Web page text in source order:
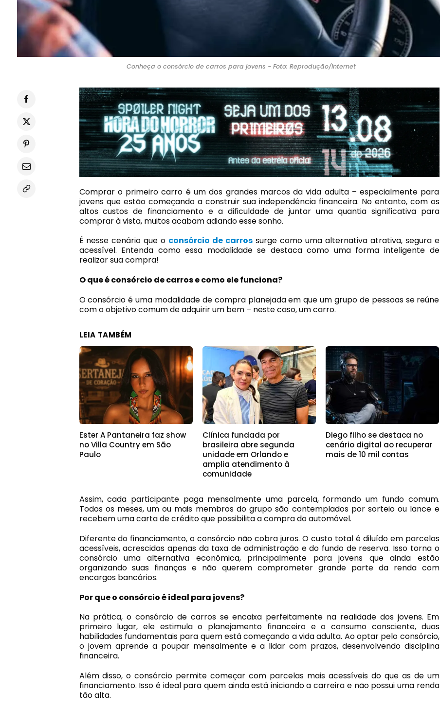
Conheça o consórcio de carros para jovens - Foto: Reprodução/Internet
Comprar o primeiro carro é um dos grandes marcos da vida adulta – especialmente para
jovens que estão começando a construir sua independência financeira. No entanto, com os
altos custos de financiamento e a dificuldade de juntar uma quantia significativa para
comprar à vista, muitos acabam adiando esse sonho.
É nesse cenário que o consórcio de carros surge como uma alternativa atrativa, segura e
acessível. Entenda como essa modalidade se destaca como uma forma inteligente de
realizar sua compra!
O que é consórcio de carros e como ele funciona?
O consórcio é uma modalidade de compra planejada em que um grupo de pessoas se reúne
com o objetivo comum de adquirir um bem – neste caso, um carro.
LEIA TAMBÉM
Ester A Pantaneira faz show
no Villa Country em São
Paulo
Clínica fundada por
brasileira abre segunda
unidade em Orlando e
amplia atendimento à
comunidade
Diego filho se destaca no
cenário digital ao recuperar
mais de 10 mil contas
Assim, cada participante paga mensalmente uma parcela, formando um fundo comum.
Todos os meses, um ou mais membros do grupo são contemplados por sorteio ou lance e
recebem uma carta de crédito que possibilita a compra do automóvel.
Diferente do financiamento, o consórcio não cobra juros. O custo total é diluído em parcelas
acessíveis, acrescidas apenas da taxa de administração e do fundo de reserva. Isso torna o
consórcio uma alternativa econômica, principalmente para jovens que ainda estão
organizando suas finanças e não querem comprometer grande parte da renda com
encargos bancários.
Por que o consórcio é ideal para jovens?
Na prática, o consórcio de carros se encaixa perfeitamente na realidade dos jovens. Em
primeiro lugar, ele estimula o planejamento financeiro e o consumo consciente, duas
habilidades fundamentais para quem está começando a vida adulta. Ao optar pelo consórcio,
o jovem aprende a poupar mensalmente e a lidar com prazos, desenvolvendo disciplina
financeira.
Além disso, o consórcio permite começar com parcelas mais acessíveis do que as de um
financiamento. Isso é ideal para quem ainda está iniciando a carreira e não possui uma renda
tão alta.